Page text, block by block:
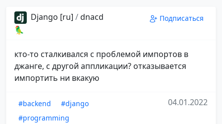
Django [ru] /dnacd
🦜
Подписаться
кто-то сталкивался с проблемой импортов в
джанге, с другой аппликации? отказывается
импортить ни вкакую
#backend
#django
#programming
04.01.2022